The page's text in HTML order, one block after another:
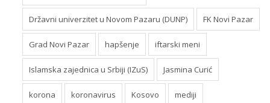
Državni univerzitet u Novom Pazaru (DUNP) FK Novi Pazar
Grad Novi Pazar hapšenje iftarski meni
Islamska zajednica u Srbiji (IZuS) Jasmina Curić
korona koronavirus Kosovo mediji